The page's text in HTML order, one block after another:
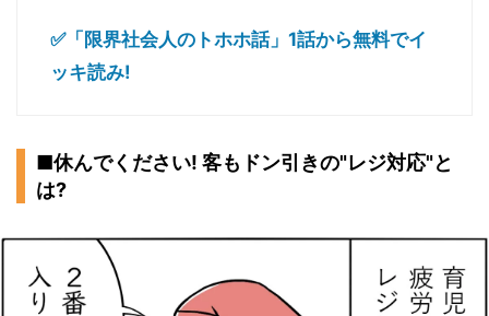
✅「限界社会人のトホホ話」1話から無料でイ
ッキ読み!
■休んでください! 客もドン引きの"レジ対応"と
は?